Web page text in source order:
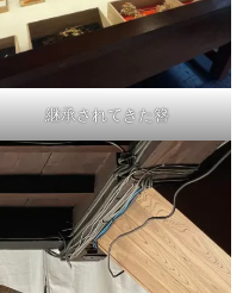
継承されてきた簪